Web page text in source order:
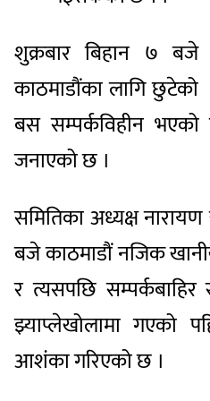
शुक्रबार बिहान ७ बजे
काठमाडौंका लागि
बस सम्पर्कविहीन भएको
जनाएको छ ।
समितिका अध्यक्ष
बजे काठमाडौं नजिक
र त्यसपछि
झ्याप्लेखोलामा गएको
आशंका गरिएको छ ।